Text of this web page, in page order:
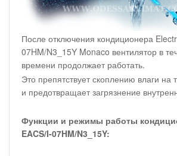
После отключения кондиционера
07HM/N3_15Y Monaco вентилятор в
времени продолжает работать.
Это препятствует скоплению влаги на
и предотвращает загрязнение
Функции и режимы работы
EACS/I-07HM/N3_15Y: